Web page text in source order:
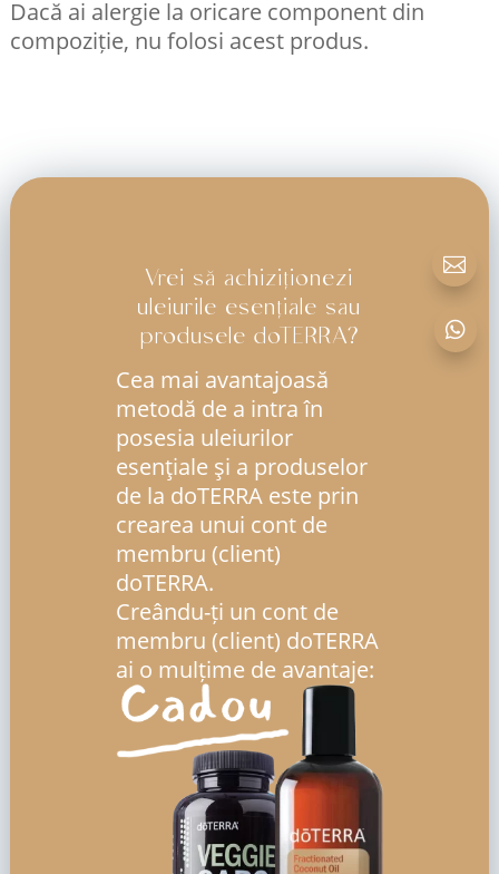
Dacă ai alergie la oricare component din
compoziție, nu folosi acest produs.
Vrei să achiziționezi
uleiurile esențiale sau
produsele doTERRA?
Cea mai avantajoasă
metodă de a intra în
posesia uleiurilor
esenţiale şi a produselor
de la doTERRA este prin
crearea unui cont de
membru (client)
doTERRA.
Creându-ți un cont de
membru (client) doTERRA
ai o mulțime de avantaje:

